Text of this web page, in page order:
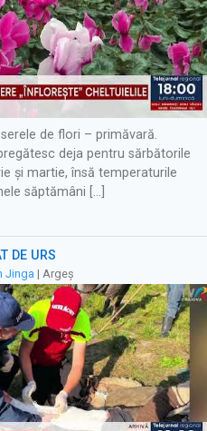
de flori – primăvară.
deja pentru sărbătorile
şi martie, însă temperaturile
săptămâni […]
DE URS
Jinga | Argeș